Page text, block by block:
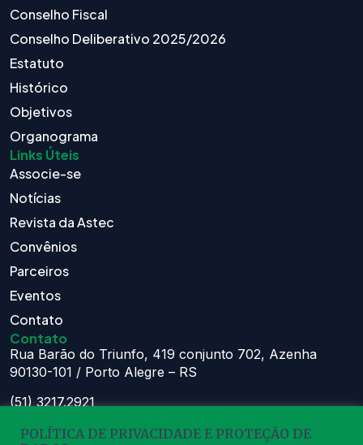
Conselho Fiscal
Conselho Deliberativo 2025/2026
Estatuto
Histórico
Objetivos
Organograma
Links Úteis
Associe-se
Notícias
Revista da Astec
Convênios
Parceiros
Eventos
Contato
Contato
Rua Barão do Triunfo, 419 conjunto 702, Azenha
90130-101 / Porto Alegre – RS
(51) 3217.2921
POLÍTICA DE PRIVACIDADE E PROTEÇÃO DE